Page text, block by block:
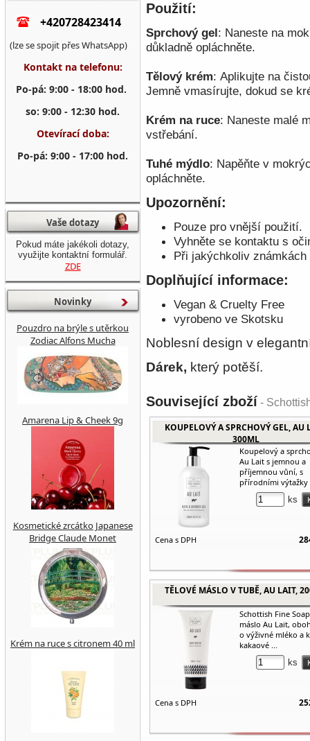
Použití:
Sprchový gel: Naneste na
důkladně opláchněte.
Tělový krém: Aplikujte na
Jemně vmasírujte, dokud se
Krém na ruce: Naneste malé
vstřebání.
Tuhé mýdlo: Napěňte v
opláchněte.
Upozornění:
Pouze pro vnější použití.
Vyhněte se kontaktu s
Při jakýchkoliv
Doplňující informace:
Vegan & Cruelty Free
vyrobeno ve Skotsku
Noblesní design v
Dárek, který potěší.
Související zboží -
KOUPELOVÝ A SPRCHOVÝ GEL, AU
300ML
Koupelový a
Au Lait s jemnou a
příjemnou vůní, s
přírodními výtažky
ks
Cena s DPH
TĚLOVÉ MÁSLO V TUBĚ, AU LAIT,
Schottish Fine
máslo Au Lait,
o výživné mléko a
kakaové ...
ks
Cena s DPH
+420728423414
(lze se spojit přes WhatsApp)
Kontakt na telefonu:
Po-pá: 9:00 - 18:00 hod.
so: 9:00 - 12:30 hod.
Otevírací doba:
Po-pá: 9:00 - 17:00 hod.
Vaše dotazy
Pokud máte jakékoli dotazy,
využijte kontaktní formulář.
ZDE
Novinky
Pouzdro na brýle s utěrkou
Zodiac Alfons Mucha
Amarena Lip & Cheek 9g
Kosmetické zrcátko Japanese
Bridge Claude Monet
Krém na ruce s citronem 40 ml